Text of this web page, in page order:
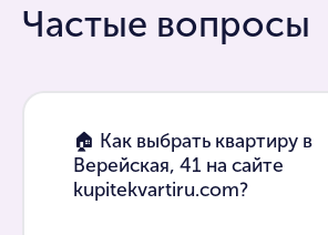
Частые вопросы
🏠 Как выбрать квартиру в
Верейская, 41 на сайте
kupitekvartiru.com?